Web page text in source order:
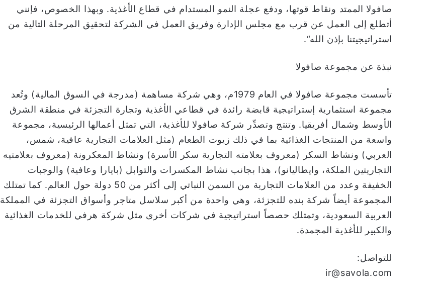
صافولا الممتد ونقاط قوتها، ودفع عجلة النمو المستدام في قطاع الأغذية. وبهذا الخصوص، فإنني
أتطلع إلى العمل عن قرب مع مجلس الإدارة وفريق العمل في الشركة لتحقيق المرحلة التالية من
استراتيجيتنا بإذن الله“.
نبذة عن مجموعة صافولا
تأسست مجموعة صافولا في العام 1979م، وهي شركة مساهمة (مدرجة في السوق المالية) وتُعد
مجموعة استثمارية إستراتيجية قابضة رائدة في قطاعي الأغذية وتجارة التجزئة في منطقة الشرق
الأوسط وشمال أفريقيا. وتنتج وتصدِّر شركة صافولا للأغذية، التي تمثل أعمالها الرئيسية، مجموعة
واسعة من المنتجات الغذائية بما في ذلك زيوت الطعام (مثل العلامات التجارية عافية، شمس،
العربي) ونشاط السكر (معروف بعلامته التجارية سكر الأسرة) ونشاط المعكرونة (معروف بعلامتيه
التجاريتين الملكة، وايطاليانو)، هذا بجانب نشاط المكسرات والتوابل (بايارا وعافية) والوجبات
الخفيفة وعدد من العلامات التجارية من السمن النباتي إلى أكثر من 50 دولة حول العالم. كما تمتلك
المجموعة أيضاً شركة بنده للتجزئة، وهي واحدة من أكبر سلاسل متاجر وأسواق التجزئة في المملكة
العربية السعودية، وتمتلك حصصاً استراتيجية في شركات أخرى مثل شركة هرفي للخدمات الغذائية
والكبير للأغذية المجمدة.
للتواصل:
ir@savola.com